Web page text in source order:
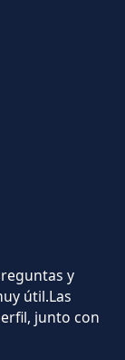
y
útil.Las
junto con